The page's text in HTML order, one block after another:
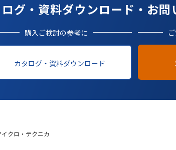
グ・資料ダウンロード・ お問
購入ご検討の参考に
カタログ・資料ダウンロード
クロ・テクニカ